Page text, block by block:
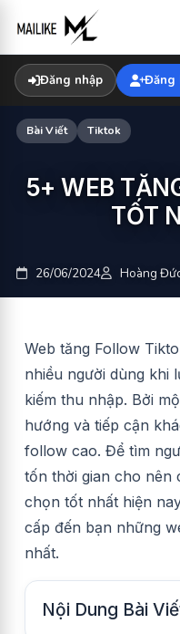
content
Đăng nhập Đăng
Bài Viết Tiktok
5+ WEB
TỐT
26/06/2024 Hoàng
Web tăng Follow
nhiều người dùng khi
kiếm thu nhập. Bởi
hướng và tiếp cận
follow cao. Để tìm
tốn thời gian cho nên
chọn tốt nhất hiện
cấp đến bạn những
nhất.
Nội Dung Bài